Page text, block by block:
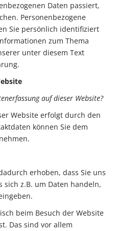
Daten passiert,
Personenbezogene
Sie persönlich identifiziert
zum Thema
unter diesem Text
auf dieser Website?
Website erfolgt durch den
können Sie dem
erhoben, dass Sie uns
z.B. um Daten handeln,
beim Besuch der Website
Das sind vor allem